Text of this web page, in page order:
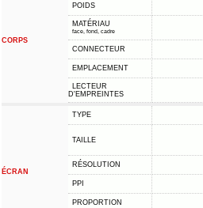
CORPS
POIDS
MATÉRIAU
face, fond, cadre
CONNECTEUR
EMPLACEMENT
LECTEUR
D'EMPREINTES
ÉCRAN
TYPE
TAILLE
RÉSOLUTION
PPI
PROPORTION